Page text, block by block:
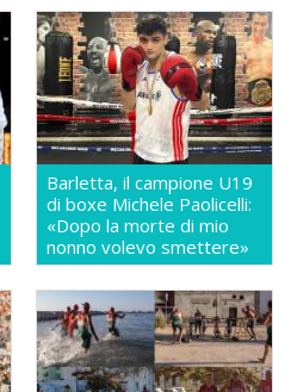
Barletta, il campione U19
di boxe Michele Paolicelli:
«Dopo la morte di mio
nonno volevo smettere»